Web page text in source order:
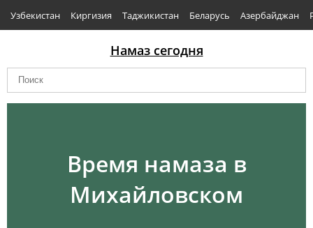
Узбекистан Киргизия Таджикистан Беларусь Азербайджан
Намаз сегодня
Время намаза в
Михайловском